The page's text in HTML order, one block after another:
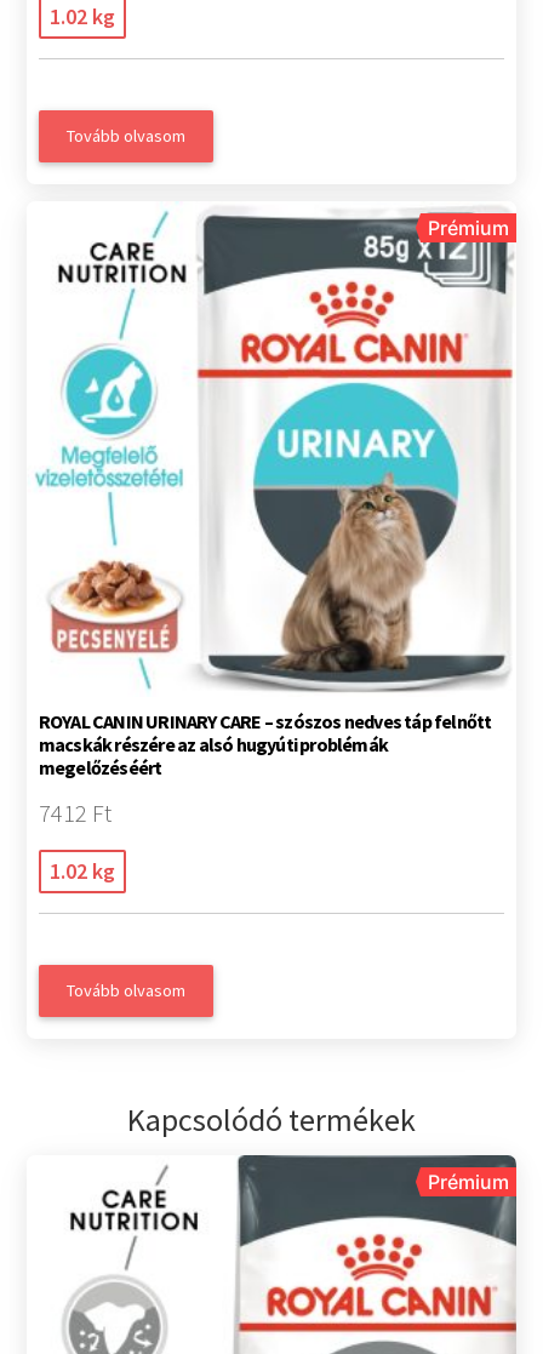
1.02 kg
Tovább olvasom
Prémium
ROYAL CANIN URINARY CARE – szószos nedves táp felnőtt
macskák részére az alsó hugyúti problémák
megelőzéséért
7412 Ft
1.02 kg
Tovább olvasom
Kapcsolódó termékek
Prémium